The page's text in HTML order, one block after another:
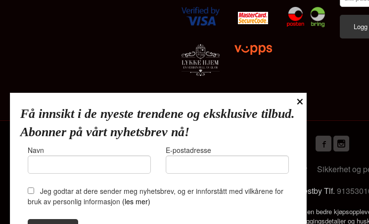
Kjøpsbetingelser Sikkerhet og
Lykkehjem As Deliveien 19 1540 Vestby Tlf.
Vår nettbutikk bruker cookies slik at du får en bedre
bruker cookies hovedsaklig til å lagre innloggingsdetaljer og
×
Få innsikt i de nyeste trendene og eksklusive tilbud.
Abonner på vårt nyhetsbrev nå!
Navn E-postadresse
Jeg godtar at dere sender meg nyhetsbrev, og er innforstått med vilkårene for
bruk av personlig informasjon (les mer)